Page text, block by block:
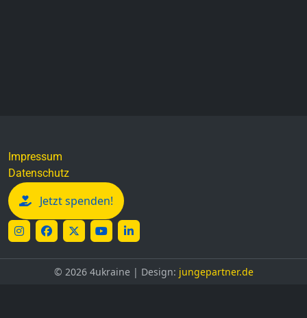
Impressum
Datenschutz
Jetzt spenden!
© 2026 4ukraine | Design: jungepartner.de